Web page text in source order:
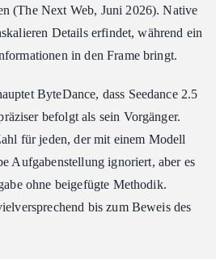
(The Next Web, Juni 2026). Native
Details erfindet, während ein
in den Frame bringt.
ByteDance, dass Seedance 2.5
befolgt als sein Vorgänger.
für jeden, der mit einem Modell
Aufgabenstellung ignoriert, aber es
ohne beigefügte Methodik.
bis zum Beweis des